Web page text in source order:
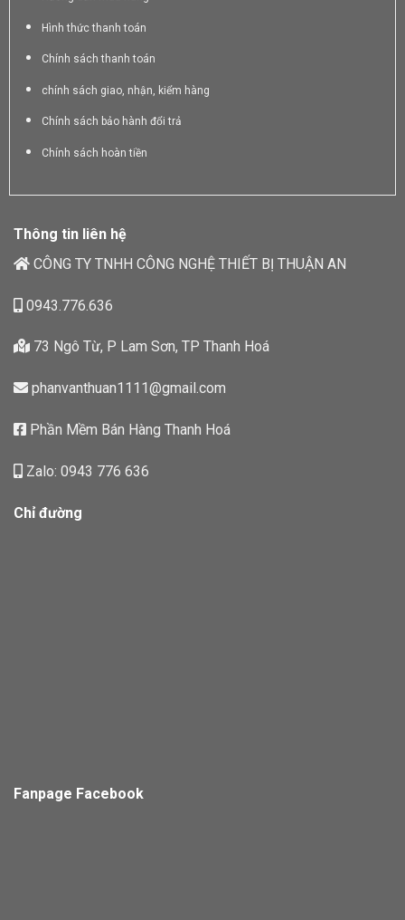
Hình thức thanh toán
Chính sách thanh toán
chính sách giao, nhận, kiểm hàng
Chính sách bảo hành đổi trả
Chính sách hoàn tiền
Thông tin liên hệ
CÔNG TY TNHH CÔNG NGHỆ THIẾT BỊ THUẬN AN
0943.776.636
73 Ngô Từ, P Lam Sơn, TP Thanh Hoá
phanvanthuan1111@gmail.com
Phần Mềm Bán Hàng Thanh Hoá
Zalo: 0943 776 636
Chỉ đường
Fanpage Facebook